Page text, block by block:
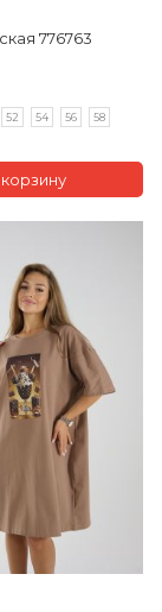
776763
52 54 56 58